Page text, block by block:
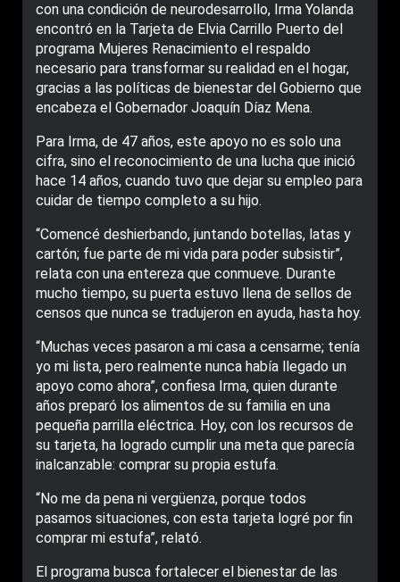
con una condición de neurodesarrollo, Irma Yolanda
encontró en la Tarjeta de Elvia Carrillo Puerto del
programa Mujeres Renacimiento el respaldo
necesario para transformar su realidad en el hogar,
gracias a las políticas de bienestar del Gobierno que
encabeza el Gobernador Joaquín Díaz Mena.
Para Irma, de 47 años, este apoyo no es solo una
cifra, sino el reconocimiento de una lucha que inició
hace 14 años, cuando tuvo que dejar su empleo para
cuidar de tiempo completo a su hijo.
“Comencé deshierbando, juntando botellas, latas y
cartón; fue parte de mi vida para poder subsistir”,
relata con una entereza que conmueve. Durante
mucho tiempo, su puerta estuvo llena de sellos de
censos que nunca se tradujeron en ayuda, hasta hoy.
“Muchas veces pasaron a mi casa a censarme; tenía
yo mi lista, pero realmente nunca había llegado un
apoyo como ahora”, confiesa Irma, quien durante
años preparó los alimentos de su familia en una
pequeña parrilla eléctrica. Hoy, con los recursos de
su tarjeta, ha logrado cumplir una meta que parecía
inalcanzable: comprar su propia estufa.
“No me da pena ni vergüenza, porque todos
pasamos situaciones, con esta tarjeta logré por fin
comprar mi estufa”, relató.
El programa busca fortalecer el bienestar de las